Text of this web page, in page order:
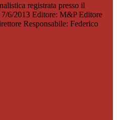
registrata presso il
6/2013 Editore: M&P Editore
Responsabile: Federico